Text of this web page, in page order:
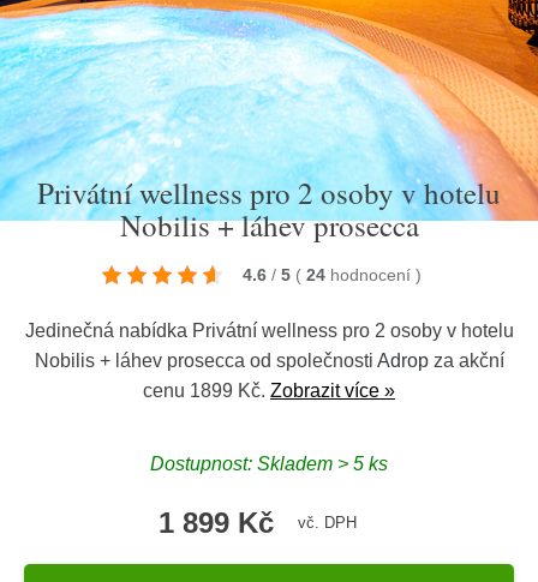
Privátní wellness pro 2 osoby v hotelu
Nobilis + láhev prosecca
4.6 / 5 ( 24 hodnocení )
Jedinečná nabídka Privátní wellness pro 2 osoby v hotelu
Nobilis + láhev prosecca od společnosti Adropza akční
cenu 1899 Kč. Zobrazit více »
Dostupnost: Skladem > 5 ks
1 899 Kč vč. DPH